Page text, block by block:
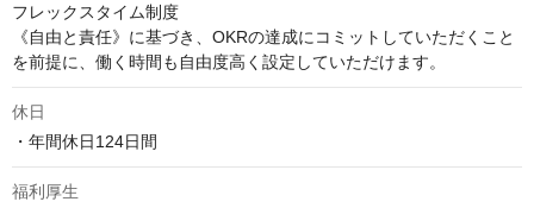
フレックスタイム制度
《自由と責任》に基づき、OKRの達成にコミットしていただくこと
を前提に、働く時間も自由度高く設定していただけます。
休日
・年間休日124日間
福利厚生